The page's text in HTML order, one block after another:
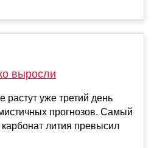
выросли
растут уже третий день
прогнозов. Самый
лития превысил